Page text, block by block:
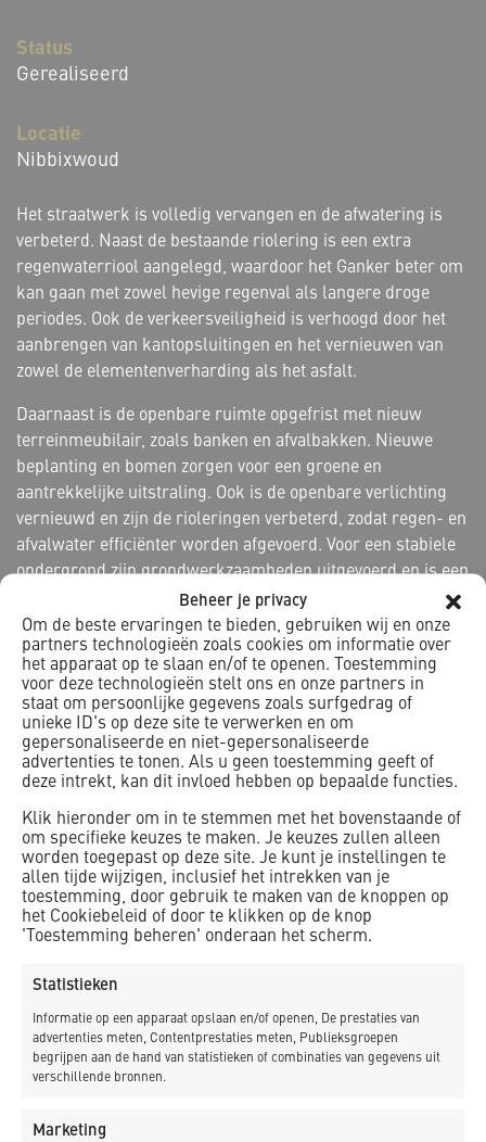
Beheer je privacy
Om de beste ervaringen te bieden, gebruiken wij en onze
partners technologieën zoals cookies om informatie over
het apparaat op te slaan en/of te openen. Toestemming
voor deze technologieën stelt ons en onze partners in
staat om persoonlijke gegevens zoals surfgedrag of
unieke ID's op deze site te verwerken en om
gepersonaliseerde en niet-gepersonaliseerde
advertenties te tonen. Als u geen toestemming geeft of
deze intrekt, kan dit invloed hebben op bepaalde functies.
Klik hieronder om in te stemmen met het bovenstaande of
om specifieke keuzes te maken. Je keuzes zullen alleen
worden toegepast op deze site. Je kunt je instellingen te
allen tijde wijzigen, inclusief het intrekken van je
toestemming, door gebruik te maken van de knoppen op
het Cookiebeleid of door te klikken op de knop
'Toestemming beheren' onderaan het scherm.
Statistieken
Informatie op een apparaat opslaan en/of openen, De prestaties van
advertenties meten, Contentprestaties meten, Publieksgroepen
begrijpen aan de hand van statistieken of combinaties van gegevens uit
verschillende bronnen.
Marketing
Status
Gerealiseerd
Locatie
Nibbixwoud
Het straatwerk is volledig vervangen en de afwatering is
verbeterd. Naast de bestaande riolering is een extra
regenwaterriool aangelegd, waardoor het Ganker beter om
kan gaan met zowel hevige regenval als langere droge
periodes. Ook de verkeersveiligheid is verhoogd door het
aanbrengen van kantopsluitingen en het vernieuwen van
zowel de elementenverharding als het asfalt.
Daarnaast is de openbare ruimte opgefrist met nieuw
terreinmeubilair, zoals banken en afvalbakken. Nieuwe
beplanting en bomen zorgen voor een groene en
aantrekkelijke uitstraling. Ook is de openbare verlichting
vernieuwd en zijn de rioleringen verbeterd, zodat regen- en
afvalwater efficiënter worden afgevoerd. Voor een stabiele
ondergrond zijn grondwerkzaamheden uitgevoerd en is een
pompgemaal geplaatst dat bijdraagt aan een goed
waterbeheer. Verder zijn damwanden en duikers
aangebracht om de waterkanten te versterken en de
waterdoorvoer te optimaliseren.
Met deze werkzaamheden is het Ganker klaar voor de
toekomst en kan het verkeer weer veilig en comfortabel
gebruikmaken van de vernieuwde route.
Klik om marketing cookies te accepteren en